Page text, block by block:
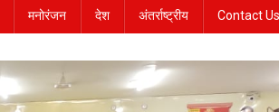
मनोरंजन देश अंतर्राष्ट्रीय Contact Us